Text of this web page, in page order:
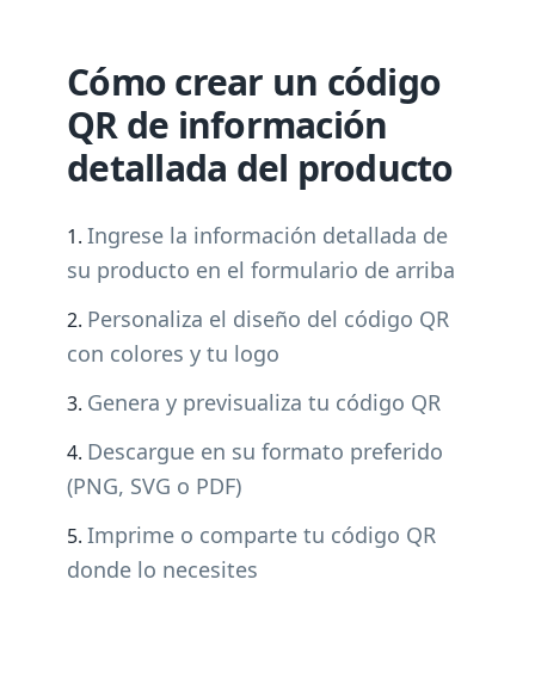
Cómo crear un código
QR de información
detallada del producto
Ingrese la información detallada de
su producto en el formulario de arriba
Personaliza el diseño del código QR
con colores y tu logo
Genera y previsualiza tu código QR
Descargue en su formato preferido
(PNG, SVG o PDF)
Imprime o comparte tu código QR
donde lo necesites